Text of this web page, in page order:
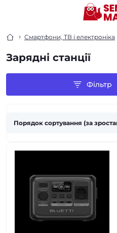
Смартфони, ТВ і електроніка
Зарядні станції
Фільтр